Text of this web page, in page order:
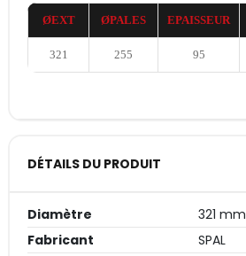
ØEXT ØPALES EPAISSEUR
321 255 95
DÉTAILS DU PRODUIT
Diamètre
321 mm
Fabricant
SPAL